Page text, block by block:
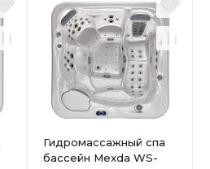
Гидромассажный спа
бассейн Mexda WS-